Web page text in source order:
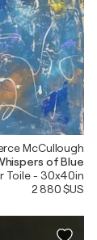
McCullough
of Blue
Toile - 30x40in
2 880 $US